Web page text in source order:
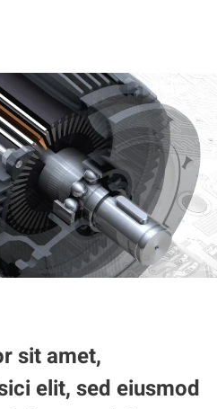
sit amet,
elit, sed eiusmod